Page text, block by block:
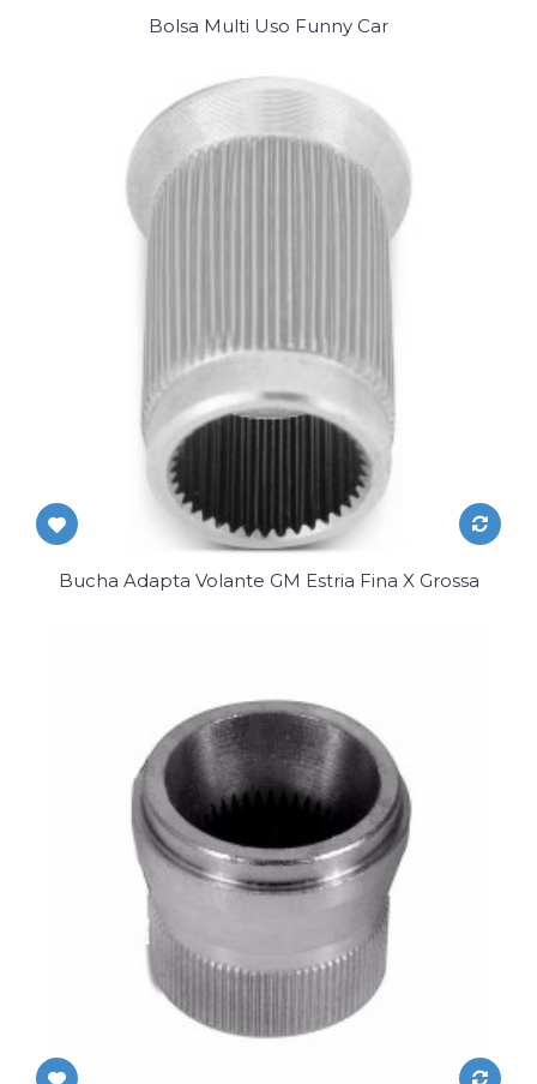
Bolsa Multi Uso Funny Car
Bucha Adapta Volante GM Estria Fina X Grossa